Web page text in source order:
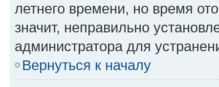
летнего времени, но время
значит, неправильно
администратора для
Вернуться к началу